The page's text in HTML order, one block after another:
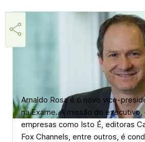
Arnaldo Rosa é o novo vice-
na Exame. A missão do
empresas como Isto É, editoras
Fox Channels, entre outros, é